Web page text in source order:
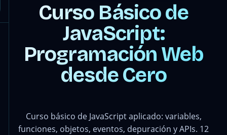
Curso Básico de
JavaScript:
Programación Web
desde Cero
Curso básico de JavaScript aplicado: variables,
funciones, objetos, eventos, depuración y APIs. 12